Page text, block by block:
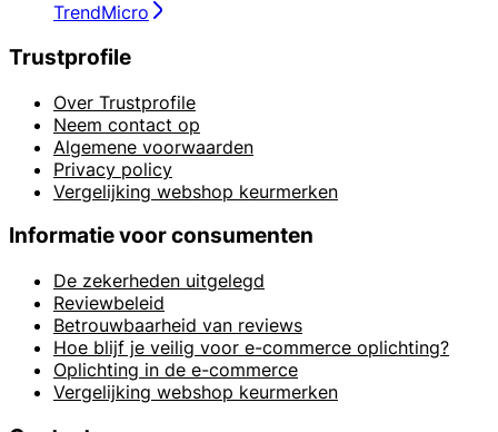
TrendMicro
Trustprofile
Over Trustprofile
Neem contact op
Algemene voorwaarden
Privacy policy
Vergelijking webshop keurmerken
Informatie voor consumenten
De zekerheden uitgelegd
Reviewbeleid
Betrouwbaarheid van reviews
Hoe blijf je veilig voor e-commerce oplichting?
Oplichting in de e-commerce
Vergelijking webshop keurmerken